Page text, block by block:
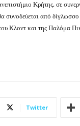
Κρήτης, σε
συνοδεύεται από
Κλοντ και της Παλόμα
Twitter